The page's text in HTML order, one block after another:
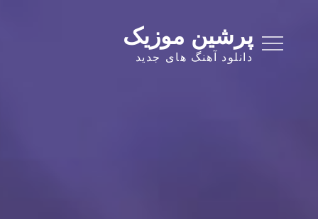
content
پرشین موزیک
دانلود آهنگ های جدید